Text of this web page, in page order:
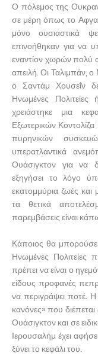
Ο πόλεμος της
σε μέρη όπως το
μόνο ουσιαστικά
επινοήθηκαν για να
εναντίον χωρών πολύ
απειλή. Οι Ταλιμπάν,
ο Σαντάμ Χουσεΐν
Ηνωμένες
χρειάστηκε μια
Εξωτερικών Κοντολίζα
πυρηνικών
υπερατλαντικά
Ουάσιγκτον για να
εξηγήσει το λόγο
εκατομμύρια ζωές και
τα θετικά
παρεμβάσεις είναι
Κάποιος θα
Ηνωμένες Πολιτείες
πρέπει να είναι ο
είδους προφανές
να περιγράψει ποτέ. Η
κανόνες» που
Ουάσιγκτον και σε
Ιερουσαλήμ έχει
ξύνει το κεφάλι του.